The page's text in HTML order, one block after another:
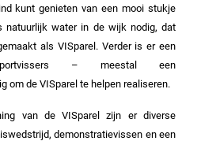
kunt genieten van een mooi stukje
natuurlijk water in de wijk nodig, dat
als VISparel. Verder is er een
– meestal een
om de VISparel te helpen realiseren.
van de VISparel zijn er diverse
demonstratievissen en een